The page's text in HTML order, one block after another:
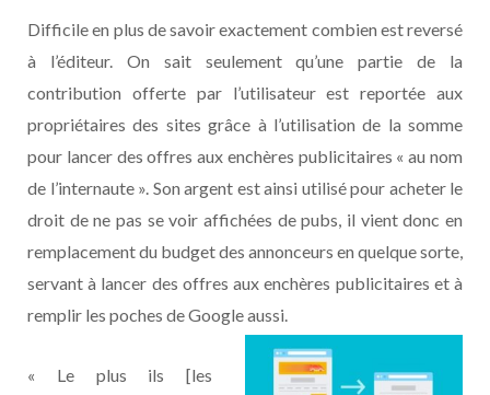
Difficile en plus de savoir exactement combien est reversé
à l’éditeur. On sait seulement qu’une partie de la
contribution offerte par l’utilisateur est reportée aux
propriétaires des sites grâce à l’utilisation de la somme
pour lancer des offres aux enchères publicitaires « au nom
de l’internaute ». Son argent est ainsi utilisé pour acheter le
droit de ne pas se voir affichées de pubs, il vient donc en
remplacement du budget des annonceurs en quelque sorte,
servant à lancer des offres aux enchères publicitaires et à
remplir les poches de Google aussi.
« Le plus ils [les